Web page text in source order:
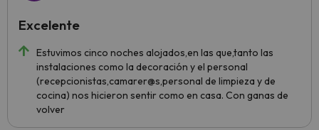
Estuvimos cinco noches alojados,en las que,tanto las
instalaciones como la decoración y el personal
(recepcionistas,camarer@s,personal de limpieza y de
cocina) nos hicieron sentir como en casa. Con ganas de
volver
Excelente